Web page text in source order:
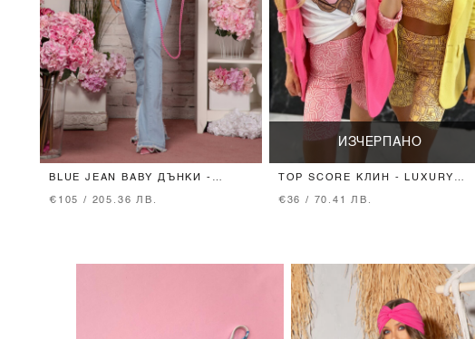
BLUE JEAN BABY ДЪНКИ -
€105 / 205.36 ЛВ.
ИЗЧЕРПАНО
TOP SCORE КЛИН - LUXURY
€36 / 70.41 ЛВ.